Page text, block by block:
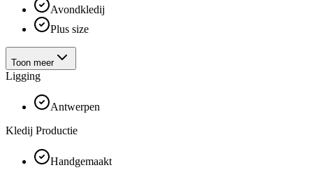
Avondkledij
Plus size
Toon meer
Ligging
Antwerpen
Kledij Productie
Handgemaakt